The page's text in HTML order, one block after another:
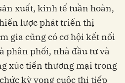
xuất, kinh tế tuần hoàn,
lược phát triển thị
gia cũng có cơ hội kết nối
phân phối, nhà đầu tư và
xúc tiến thương mại trong
kỳ vọng cuộc thi tiếp